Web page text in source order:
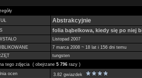
Abstrakcyjnie
folia bąbelkowa, kiedy się po niej
Listopad 2007
7 marca 2008 ~ 18 lat i 156 dni temu
tungsten
tego zdjęcia ( obejrzane 5 796razy )
ocen
3.82 gwiazdek